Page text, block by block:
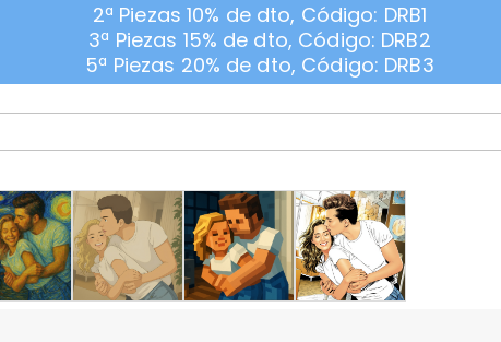
2ª Piezas 10% de dto, Código: DRB1
3ª Piezas 15% de dto, Código: DRB2
5ª Piezas 20% de dto, Código: DRB3